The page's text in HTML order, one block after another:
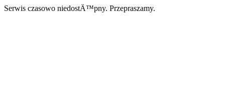
Serwis czasowo niedostÄ™pny. Przepraszamy.